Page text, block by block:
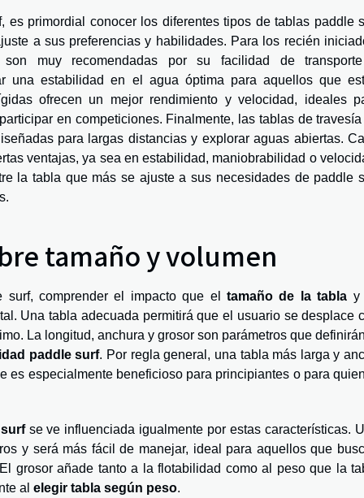
es primordial conocer los diferentes tipos de tablas paddle
a sus preferencias y habilidades. Para los recién
muy recomendadas por su facilidad de
una estabilidad en el agua óptima para aquellos que
ofrecen un mejor rendimiento y velocidad, ideales
en competiciones. Finalmente, las tablas de
para largas distancias y explorar aguas abiertas.
ventajas, ya sea en estabilidad, maniobrabilidad o
la tabla que más se ajuste a sus necesidades de paddle
tamaño y volumen
surf, comprender el impacto que eltamaño de la tabla y
Una tabla adecuada permitirá que el usuario se desplace
La longitud, anchura y grosor son parámetros que
paddle surf. Por regla general, una tabla más larga y
es especialmente beneficioso para principiantes o para
se ve influenciada igualmente por estas características.
y será más fácil de manejar, ideal para aquellos que
grosor añade tanto a la flotabilidad como al peso que la
al elegir tabla según peso.